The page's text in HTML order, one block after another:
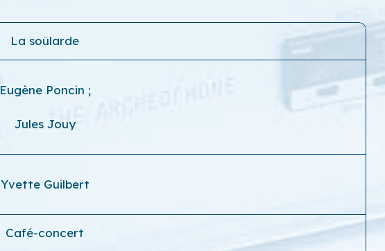
La soûlarde
Eugène Poncin ;
Jules Jouy
Yvette Guilbert
Café-concert